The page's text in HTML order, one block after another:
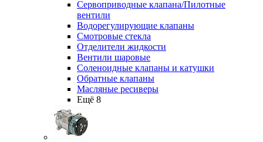
Сервоприводные клапана/Пилотные
вентили
Водорегулирующие клапаны
Смотровые стекла
Отделители жидкости
Вентили шаровые
Соленоидные клапаны и катушки
Обратные клапаны
Масляные ресиверы
Ещё 8